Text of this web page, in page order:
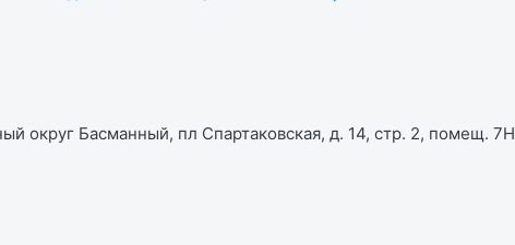
округ Басманный, пл Спартаковская, д. 14, стр. 2, помещ. 7Н